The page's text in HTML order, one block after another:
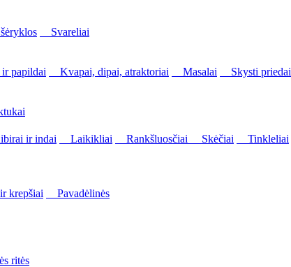
Svareliai
papildai Kvapai, dipai, atraktoriai Masalai
Skysti priedai
ir indai Laikikliai Rankšluosčiai Skėčiai
Tinkleliai
krepšiai
Pavadėlinės
ritės